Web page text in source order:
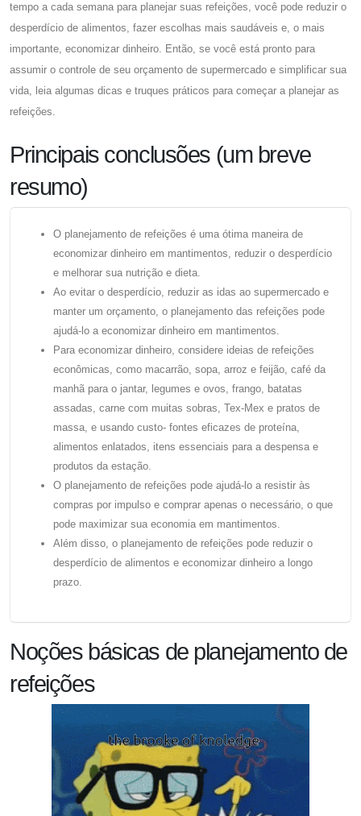
tempo a cada semana para planejar suas refeições, você pode reduzir o
desperdício de alimentos, fazer escolhas mais saudáveis ​​e, o mais
importante, economizar dinheiro. Então, se você está pronto para
assumir o controle de seu orçamento de supermercado e simplificar sua
vida, leia algumas dicas e truques práticos para começar a planejar as
refeições.
Principais conclusões (um breve
resumo)
O planejamento de refeições é uma ótima maneira de
economizar dinheiro em mantimentos, reduzir o desperdício
e melhorar sua nutrição e dieta.
Ao evitar o desperdício, reduzir as idas ao supermercado e
manter um orçamento, o planejamento das refeições pode
ajudá-lo a economizar dinheiro em mantimentos.
Para economizar dinheiro, considere ideias de refeições
econômicas, como macarrão, sopa, arroz e feijão, café da
manhã para o jantar, legumes e ovos, frango, batatas
assadas, carne com muitas sobras, Tex-Mex e pratos de
massa, e usando custo- fontes eficazes de proteína,
alimentos enlatados, itens essenciais para a despensa e
produtos da estação.
O planejamento de refeições pode ajudá-lo a resistir às
compras por impulso e comprar apenas o necessário, o que
pode maximizar sua economia em mantimentos.
Além disso, o planejamento de refeições pode reduzir o
desperdício de alimentos e economizar dinheiro a longo
prazo.
Noções básicas de planejamento de
refeições